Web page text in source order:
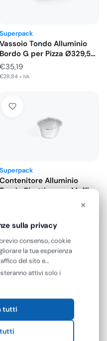
Superpack
Vassoio Tondo Alluminio
Bordo G per Pizza Ø329,5…
€35,19
€28,84 + IVA
Superpack
Contenitore Alluminio
Tondo Pirottino per Muffin
Superpack
Vaschette Alluminio
Rettangolare Bordo L 2
Porzioni Basso…
€20,53
×
sulla privacy
consenso, cookie
la tua esperienza
del sito e
personalizzati. Puoi
gestire le tue
il consenso in
attivi solo i
tutti